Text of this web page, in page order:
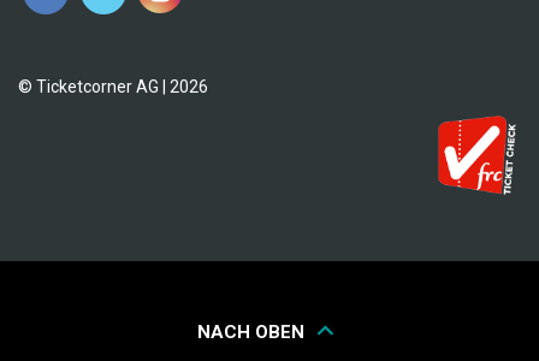
© Ticketcorner AG | 2026
NACH OBEN